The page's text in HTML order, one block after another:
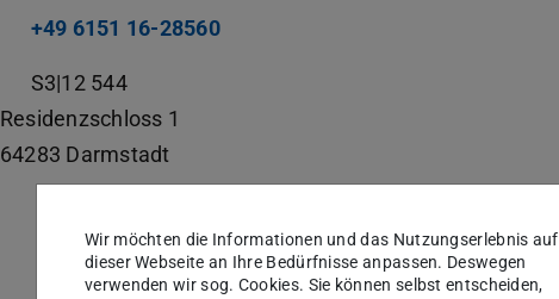
+49 6151 16-28560
S3|12 544
Residenzschloss 1
64283 Darmstadt
Wir möchten die Informationen und das Nutzungserlebnis auf
dieser Webseite an Ihre Bedürfnisse anpassen. Deswegen
verwenden wir sog. Cookies. Sie können selbst entscheiden,